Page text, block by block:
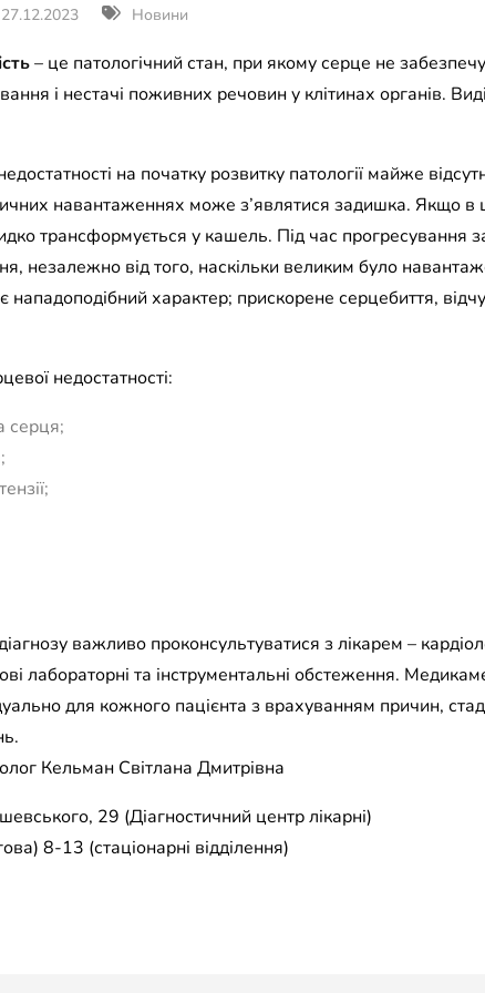
27.12.2023 Новини
– це патологічний стан, при якому серце не
і нестачі поживних речовин у клітинах органів.
на початку розвитку патології майже
навантаженнях може з’являтися задишка. Якщо в
трансформується у кашель. Під час прогресування
незалежно від того, наскільки великим було
нападоподібний характер; прискорене серцебиття,
недостатності:
серця;
важливо проконсультуватися з лікарем –
лабораторні та інструментальні обстеження.
для кожного пацієнта з врахуванням причин,
Кельман Світлана Дмитрівна
29 (Діагностичний центр лікарні)
8-13 (стаціонарні відділення)